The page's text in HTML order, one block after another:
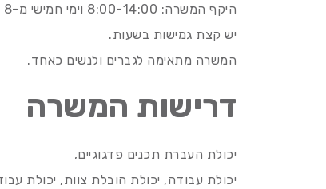
יש קצת גמישות בשעות.
המשרה מתאימה לגברים ולנשים כאחד.
דרישות המשרה
יכולת העברת תכנים פדגוגיים,
יכולת עבודה, יכולת הובלת צוות, יכולת